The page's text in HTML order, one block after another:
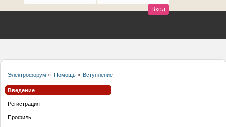
Электрофорум » Помощь» Вступление
Введение
Регистрация
Профиль